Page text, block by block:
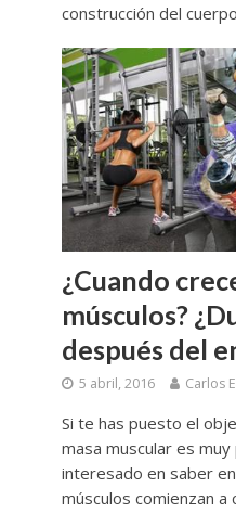
construcción del
¿Cuando
músculos?
después del
5 abril, 2016 Carlos
Si te has puesto el
masa muscular es
interesado en saber
músculos comienzan a